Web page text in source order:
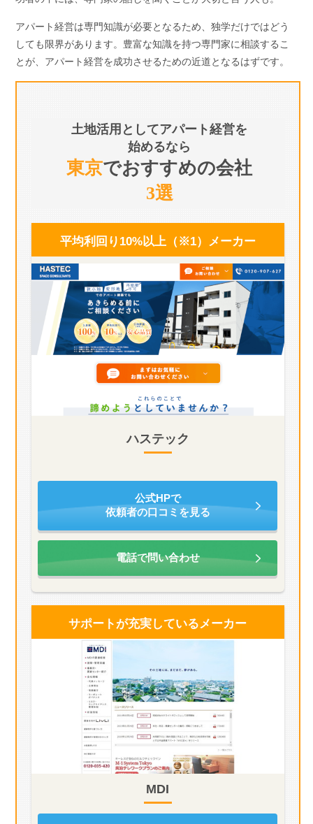
アパート経営は専門知識が必要となるため、独学だけではどう
しても限界があります。豊富な知識を持つ専門家に相談するこ
とが、アパート経営を成功させるための近道となるはずです。
土地活用としてアパート経営を
始めるなら
東京でおすすめの会社
3選
平均利回り10%以上（※1） メーカー
ハステック
公式HPで
依頼者の口コミを見る
電話で問い合わせ
サポートが充実している メーカー
MDI